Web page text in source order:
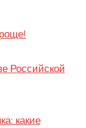
Российской
какие